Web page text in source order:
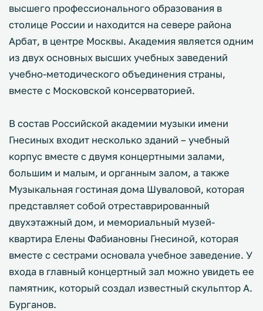
высшего профессионального образования в
столице России и находится на севере района
Арбат, в центре Москвы. Академия является одним
из двух основных высших учебных заведений
учебно-методического объединения страны,
вместе с Московской консерваторией.
В состав Российской академии музыки имени
Гнесиных входит несколько зданий – учебный
корпус вместе с двумя концертными залами,
большим и малым, и органным залом, а также
Музыкальная гостиная дома Шуваловой, которая
представляет собой отреставрированный
двухэтажный дом, и мемориальный музей-
квартира Елены Фабиановны Гнесиной, которая
вместе с сестрами основала учебное заведение. У
входа в главный концертный зал можно увидеть ее
памятник, который создал известный скульптор А.
Бурганов.